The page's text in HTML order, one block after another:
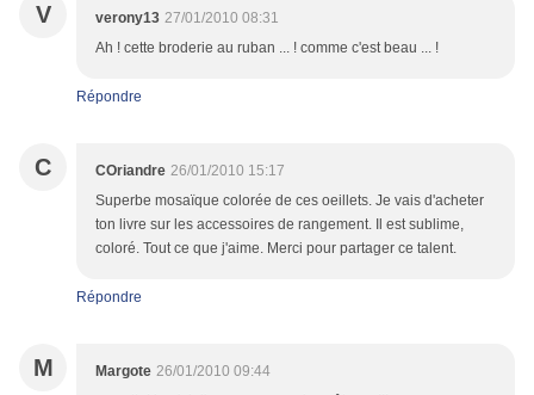
V verony13 27/01/2010 08:31
Ah ! cette broderie au ruban ... ! comme c'est beau ... !
Répondre
C COriandre 26/01/2010 15:17
Superbe mosaïque colorée de ces oeillets. Je vais d'acheter
ton livre sur les accessoires de rangement. Il est sublime,
coloré. Tout ce que j'aime. Merci pour partager ce talent.
Répondre
M Margote 26/01/2010 09:44